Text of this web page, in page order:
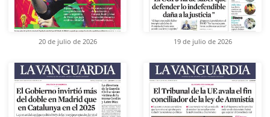
20 de julio de 2026 19 de julio de 2026